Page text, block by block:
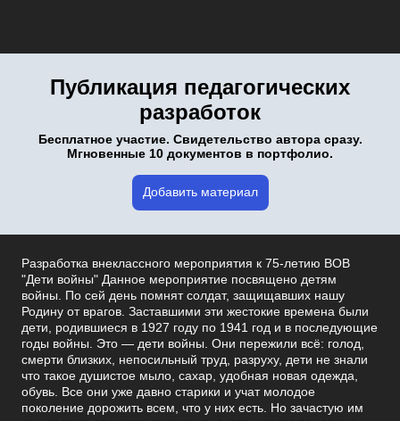
Публикация педагогических
разработок
Бесплатное участие. Свидетельство автора сразу.
Мгновенные 10 документов в портфолио.
Добавить материал
Разработка внеклассного мероприятия к 75-летию ВОВ
"Дети войны" Данное мероприятие посвящено детям
войны. По сей день помнят солдат, защищавших нашу
Родину от врагов. Заставшими эти жестокие времена были
дети, родившиеся в 1927 году по 1941 год и в последующие
годы войны. Это — дети войны. Они пережили всё: голод,
смерти близких, непосильный труд, разруху, дети не знали
что такое душистое мыло, сахар, удобная новая одежда,
обувь. Все они уже давно старики и учат молодое
поколение дорожить всем, что у них есть. Но зачастую им